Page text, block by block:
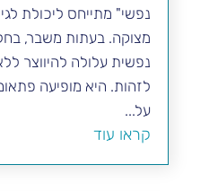
נפשי" מתייחס ליכולת
מצוקה. בעתות משבר,
נפשית עלולה להיווצר
לזהות. היא מופיעה
על...
קראו עוד